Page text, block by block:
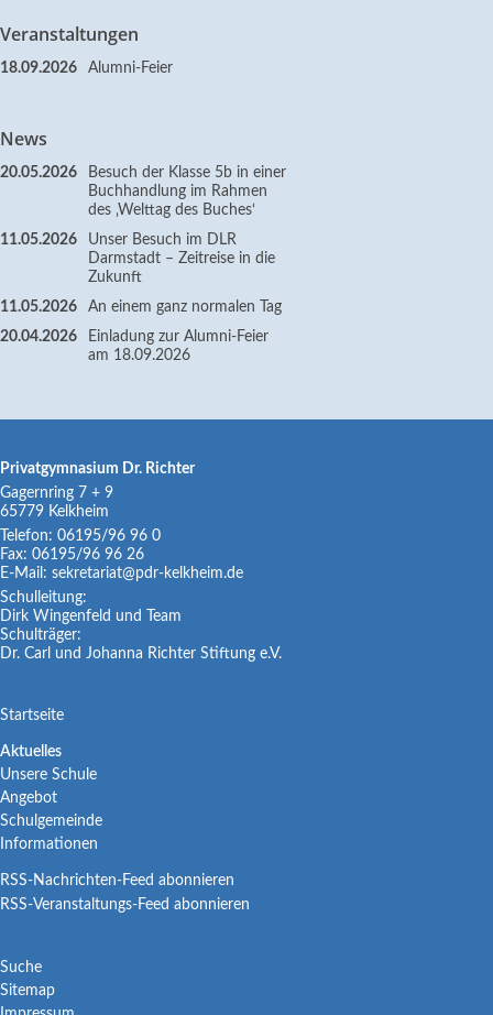
Veranstaltungen
18.09.2026 Alumni-Feier
News
20.05.2026
Besuch der Klasse 5b in einer
Buchhandlung im Rahmen
des ‚Welttag des Buches‘
11.05.2026
Unser Besuch im DLR
Darmstadt – Zeitreise in die
Zukunft
11.05.2026
An einem ganz normalen Tag
20.04.2026
Einladung zur Alumni-Feier
am 18.09.2026
Privatgymnasium Dr. Richter
Gagernring 7 + 9
65779 Kelkheim
Telefon: 06195/96 96 0
Fax: 06195/96 96 26
E-Mail: sekretariat@pdr-kelkheim.de
Schulleitung:
Dirk Wingenfeld und Team
Schulträger:
Dr. Carl und Johanna Richter Stiftung e.V.
Navigation
überspringen
Startseite
Navigation
überspringen
Aktuelles
Unsere Schule
Angebot
Schulgemeinde
Informationen
RSS-Nachrichten-Feed abonnieren
RSS-Veranstaltungs-Feed abonnieren
Navigation
überspringen
Suche
Sitemap